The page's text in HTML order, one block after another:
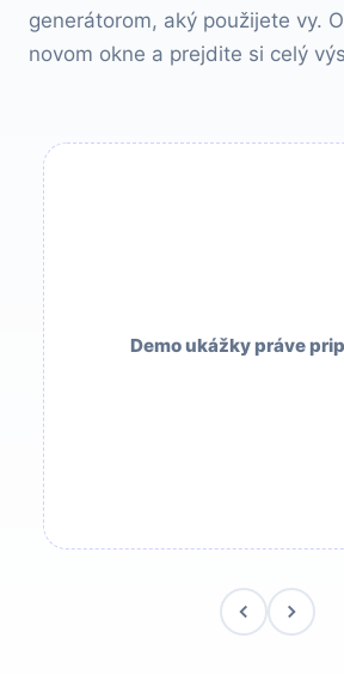
generátorom, aký použijete vy.
novom okne a prejdite si celý
Demo ukážky práve